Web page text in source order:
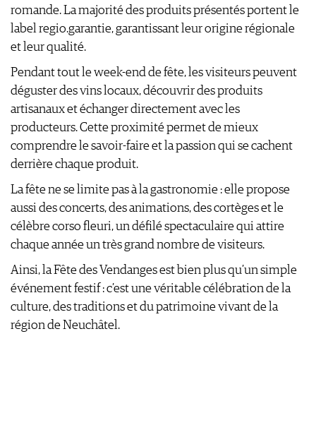
ARCHIVES
CONCOURS DE VIN
CONCOURS
AVANTAGES
ABONNER
RECHERCHE VINS
NEWSLETTER
GUIDE DU VIGNOBLE
WINE TRADE CLUB
OFFRES D'EMPLOIS
PUBLICITÉ
PRESSE
MENTIONS LÉGALES
CGV & PROTECTION DES
DONNÉES
FAQ
romande. La majorité des produits présentés portent le
label regio.garantie, garantissant leur origine régionale
et leur qualité.
Pendant tout le week-end de fête, les visiteurs peuvent
déguster des vins locaux, découvrir des produits
artisanaux et échanger directement avec les
producteurs. Cette proximité permet de mieux
comprendre le savoir-faire et la passion qui se cachent
derrière chaque produit.
La fête ne se limite pas à la gastronomie : elle propose
aussi des concerts, des animations, des cortèges et le
célèbre corso fleuri, un défilé spectaculaire qui attire
chaque année un très grand nombre de visiteurs.
Ainsi, la Fête des Vendanges est bien plus qu’un simple
événement festif : c’est une véritable célébration de la
culture, des traditions et du patrimoine vivant de la
région de Neuchâtel.